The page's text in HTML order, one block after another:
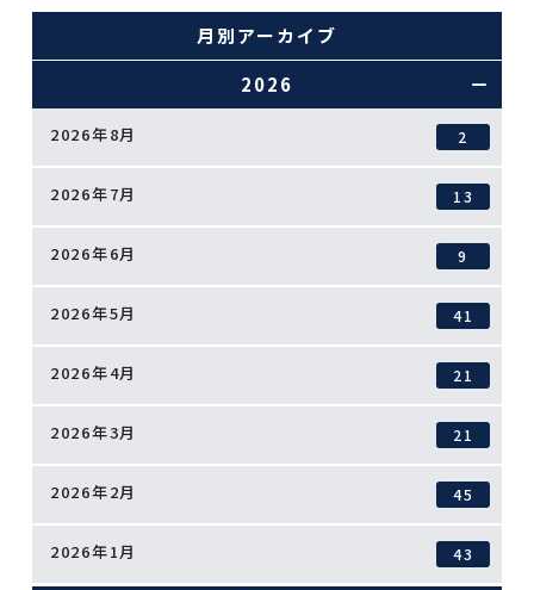
月別アーカイブ
2026
2026年8月 2
2026年7月 13
2026年6月 9
2026年5月 41
2026年4月 21
2026年3月 21
2026年2月 45
2026年1月 43